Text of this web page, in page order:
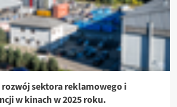
sektora reklamowego i
w kinach w 2025 roku.